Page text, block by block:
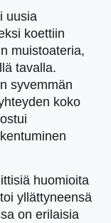
uusia
koettiin
muistoateria,
tavalla.
syvemmän
koko
huomioita
yllättyneensä
on erilaisia